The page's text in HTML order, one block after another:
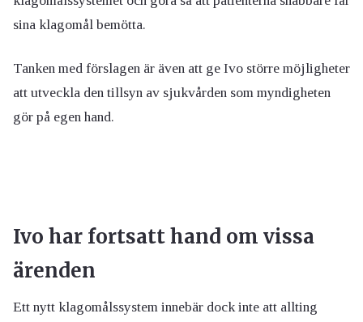
sina klagomål bemötta.
Tanken med förslagen är även att ge Ivo större möjligheter
att utveckla den tillsyn av sjukvården som myndigheten
gör på egen hand.
Ivo har fortsatt hand om vissa
ärenden
Ett nytt klagomålssystem innebär dock inte att allting